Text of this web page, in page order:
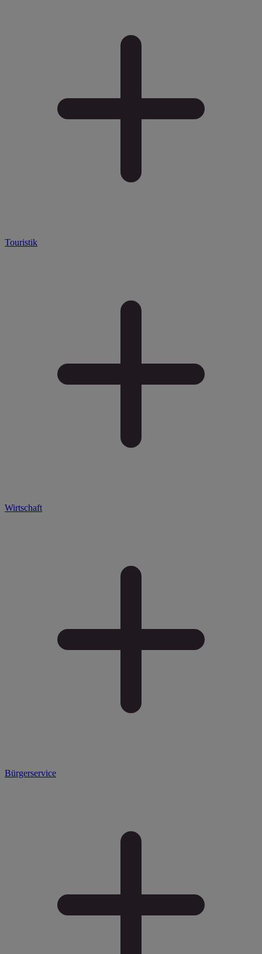
Touristik
Wirtschaft
Bürgerservice